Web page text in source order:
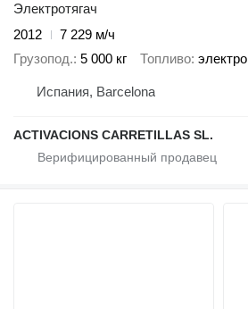
Электротягач
2012
7 229 м/ч
Грузопод. 5 000 кг Топливо электро
Испания, Barcelona
ACTIVACIONS CARRETILLAS SL.